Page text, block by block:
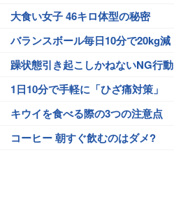
大食い女子 46キロ体型の秘密
バランスボール毎日10分で20kg減
躁状態引き起こしかねないNG行動
1日10分で手軽に「ひざ痛対策」
キウイを食べる際の3つの注意点
コーヒー 朝すぐ飲むのはダメ?